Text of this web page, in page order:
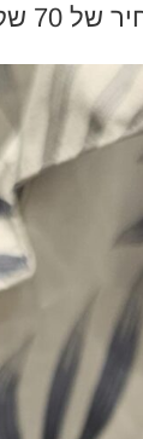
שקלים.